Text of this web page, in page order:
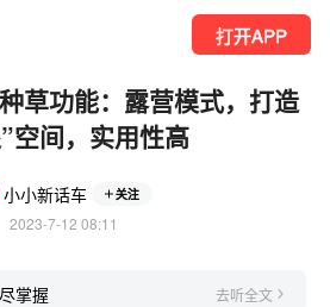
打开APP
草功能：露营模式，打造
空间，实用性高
小小新话车 关注
2023-7-12 08:11
掌握 去听全文